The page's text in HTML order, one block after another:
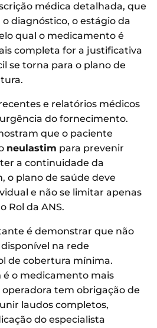
médica detalhada, que
diagnóstico, o estágio da
qual o medicamento é
completa for a justificativa
se torna para o plano de
e relatórios médicos
do fornecimento.
que o paciente
neulastim para prevenir
a continuidade da
o plano de saúde deve
e não se limitar apenas
Rol da ANS.
é demonstrar que não
na rede
de cobertura mínima.
é o medicamento mais
operadora tem obrigação de
laudos completos,
do especialista